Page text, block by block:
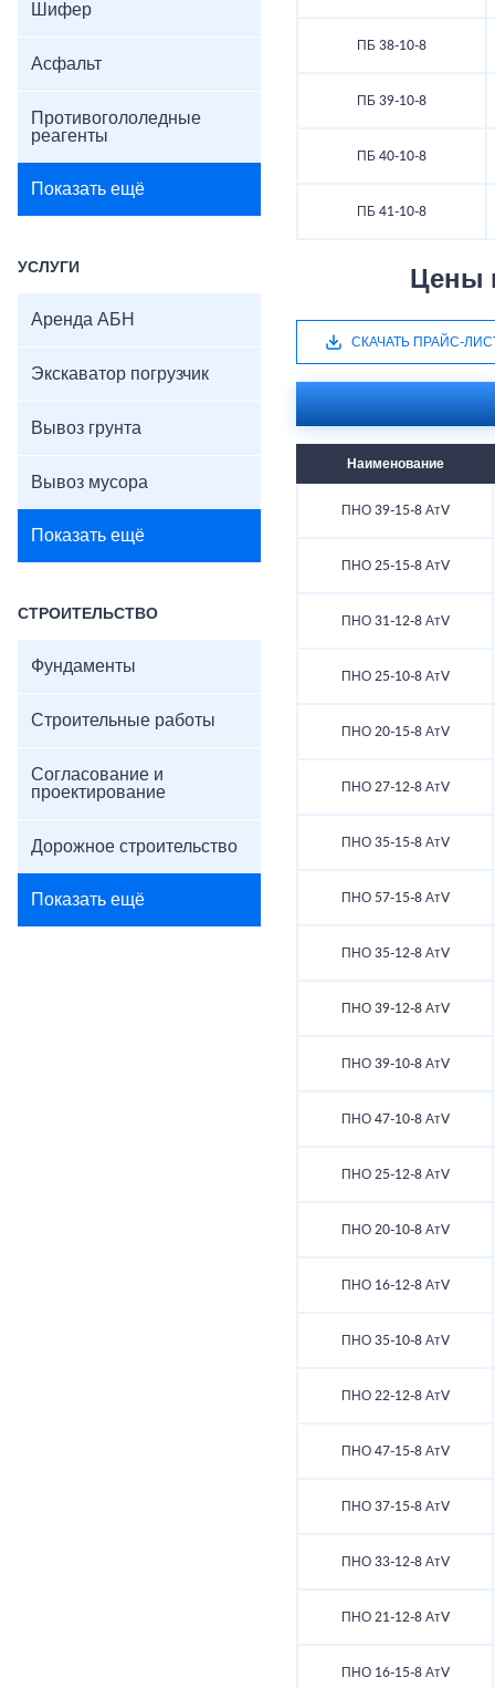
Шифер
Асфальт
Противогололедные
реагенты
Показать ещё
УСЛУГИ
Аренда АБН
Экскаватор погрузчик
Вывоз грунта
Вывоз мусора
Показать ещё
СТРОИТЕЛЬСТВО
Фундаменты
Строительные работы
Согласование и
проектирование
Дорожное строительство
Показать ещё
ПБ 38-10-8
ПБ 39-10-8
ПБ 40-10-8
ПБ 41-10-8
Цены
СКАЧАТЬ ПРАЙС-
Наименование
ПНО 39-15-8 АтV
ПНО 25-15-8 АтV
ПНО 31-12-8 АтV
ПНО 25-10-8 АтV
ПНО 20-15-8 АтV
ПНО 27-12-8 АтV
ПНО 35-15-8 АтV
ПНО 57-15-8 АтV
ПНО 35-12-8 АтV
ПНО 39-12-8 АтV
ПНО 39-10-8 АтV
ПНО 47-10-8 АтV
ПНО 25-12-8 АтV
ПНО 20-10-8 АтV
ПНО 16-12-8 АтV
ПНО 35-10-8 АтV
ПНО 22-12-8 АтV
ПНО 47-15-8 АтV
ПНО 37-15-8 АтV
ПНО 33-12-8 АтV
ПНО 21-12-8 АтV
ПНО 16-15-8 АтV